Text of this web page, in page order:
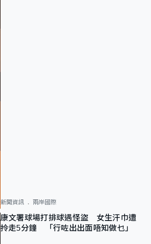
新聞資訊 兩岸國際
康文署球場打排球遇怪盜 女生汗巾遭
拎走5分鐘 「行咗出出面唔知做乜」